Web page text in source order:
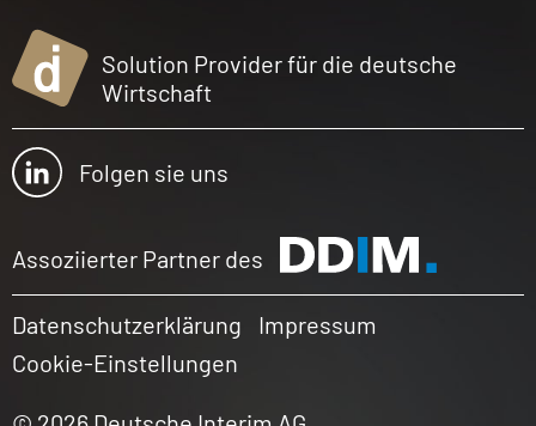
Solution Provider für die deutsche
Wirtschaft
Folgen sie uns
Assoziierter Partner des
Datenschutzerklärung
Impressum
Cookie-Einstellungen